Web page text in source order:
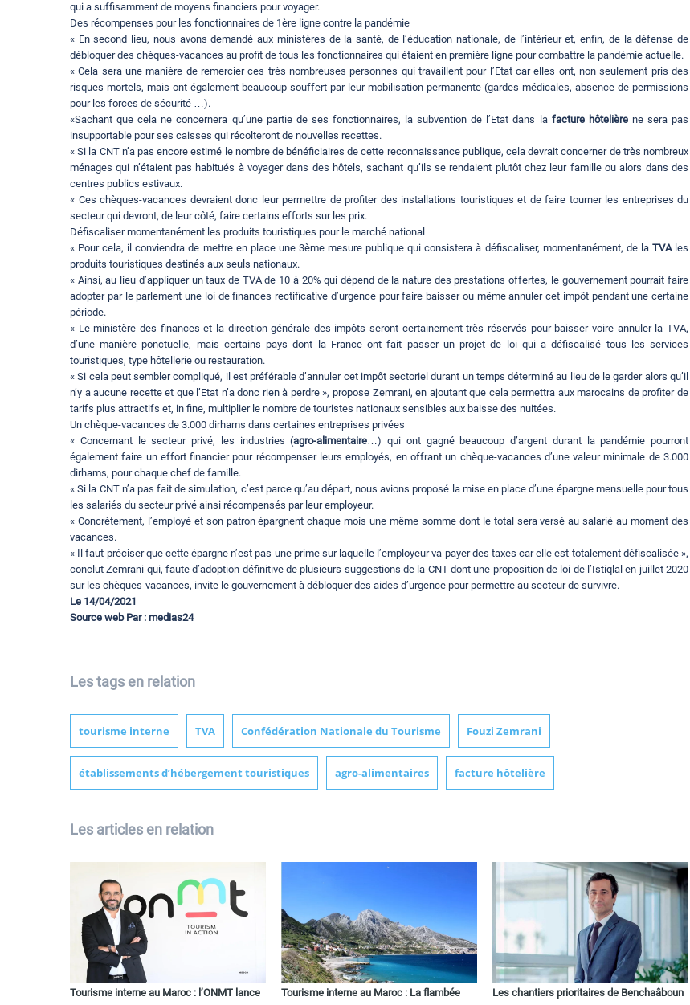
qui a suffisamment de moyens financiers pour voyager.
Des récompenses pour les fonctionnaires de 1ère ligne contre la pandémie
« En second lieu, nous avons demandé aux ministères de la santé, de l’éducation nationale, de l’intérieur et, enfin, de la défense de
débloquer des chèques-vacances au profit de tous les fonctionnaires qui étaient en première ligne pour combattre la pandémie actuelle.
« Cela sera une manière de remercier ces très nombreuses personnes qui travaillent pour l’Etat car elles ont, non seulement pris des
risques mortels, mais ont également beaucoup souffert par leur mobilisation permanente (gardes médicales, absence de permissions
pour les forces de sécurité …).
«Sachant que cela ne concernera qu’une partie de ses fonctionnaires, la subvention de l’Etat dans la facture hôtelièrene sera pas
insupportable pour ses caisses qui récolteront de nouvelles recettes.
« Si la CNT n’a pas encore estimé le nombre de bénéficiaires de cette reconnaissance publique, cela devrait concerner de très nombreux
ménages qui n’étaient pas habitués à voyager dans des hôtels, sachant qu’ils se rendaient plutôt chez leur famille ou alors dans des
centres publics estivaux.
« Ces chèques-vacances devraient donc leur permettre de profiter des installations touristiques et de faire tourner les entreprises du
secteur qui devront, de leur côté, faire certains efforts sur les prix.
Défiscaliser momentanément les produits touristiques pour le marché national
« Pour cela, il conviendra de mettre en place une 3ème mesure publique qui consistera à défiscaliser, momentanément, de la TVAles
produits touristiques destinés aux seuls nationaux.
« Ainsi, au lieu d’appliquer un taux de TVA de 10 à 20% qui dépend de la nature des prestations offertes, le gouvernement pourrait faire
adopter par le parlement une loi de finances rectificative d’urgence pour faire baisser ou même annuler cet impôt pendant une certaine
période.
« Le ministère des finances et la direction générale des impôts seront certainement très réservés pour baisser voire annuler la TVA,
d’une manière ponctuelle, mais certains pays dont la France ont fait passer un projet de loi qui a défiscalisé tous les services
touristiques, type hôtellerie ou restauration.
« Si cela peut sembler compliqué, il est préférable d’annuler cet impôt sectoriel durant un temps déterminé au lieu de le garder alors qu’il
n’y a aucune recette et que l’Etat n’a donc rien à perdre », propose Zemrani, en ajoutant que cela permettra aux marocains de profiter de
tarifs plus attractifs et, in fine, multiplier le nombre de touristes nationaux sensibles aux baisse des nuitées.
Un chèque-vacances de 3.000 dirhams dans certaines entreprises privées
« Concernant le secteur privé, les industries (agro-alimentaire…) qui ont gagné beaucoup d’argent durant la pandémie pourront
également faire un effort financier pour récompenser leurs employés, en offrant un chèque-vacances d’une valeur minimale de 3.000
dirhams, pour chaque chef de famille.
« Si la CNT n’a pas fait de simulation, c’est parce qu’au départ, nous avions proposé la mise en place d’une épargne mensuelle pour tous
les salariés du secteur privé ainsi récompensés par leur employeur.
« Concrètement, l’employé et son patron épargnent chaque mois une même somme dont le total sera versé au salarié au moment des
vacances.
« Il faut préciser que cette épargne n’est pas une prime sur laquelle l’employeur va payer des taxes car elle est totalement défiscalisée »,
conclut Zemrani qui, faute d’adoption définitive de plusieurs suggestions de la CNT dont une proposition de loi de l’Istiqlal en juillet 2020
sur les chèques-vacances, invite le gouvernement à débloquer des aides d’urgence pour permettre au secteur de survivre.
Le 14/04/2021
Source web Par : medias24
Les tags en relation
tourisme interne TVA Confédération Nationale du Tourisme Fouzi Zemrani
établissements d’hébergement touristiques agro-alimentaires facture hôtelière
Les articles en relation
Tourisme interne au Maroc : l’ONMT lance
Tourisme interne au Maroc : La flambée
Les chantiers prioritaires de Benchaâboun